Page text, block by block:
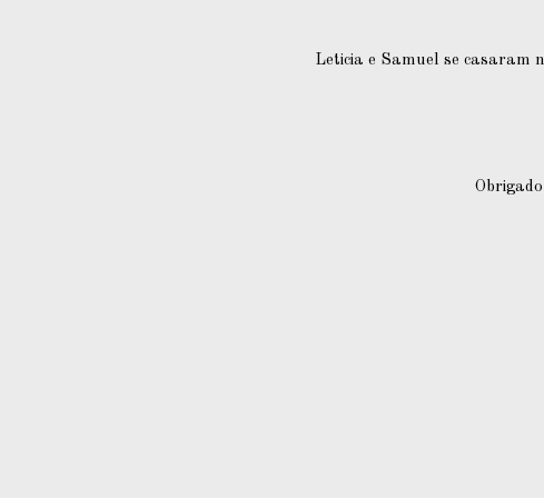
Leticia e Samuel se casaram